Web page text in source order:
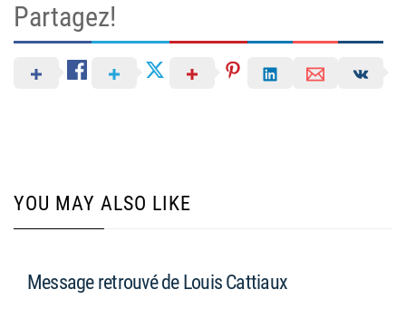
Partagez!
YOU MAY ALSO LIKE
Message retrouvé de Louis Cattiaux